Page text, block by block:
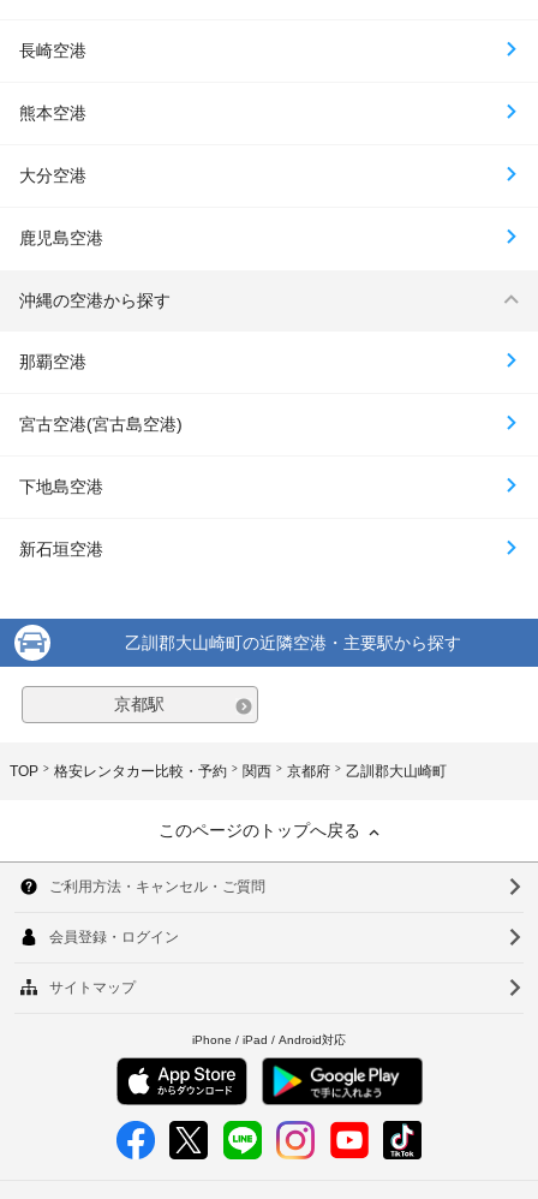
長崎空港
熊本空港
大分空港
鹿児島空港
沖縄の空港から探す
那覇空港
宮古空港(宮古島空港)
下地島空港
新石垣空港
乙訓郡大山崎町の近隣空港・主要駅から探す
京都駅
TOP 格安レンタカー比較・予約 関西 京都府 乙訓郡大山崎町
このページのトップへ戻る